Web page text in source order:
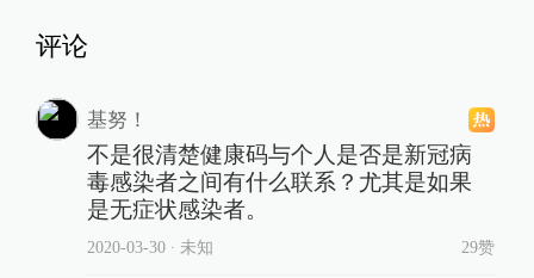
评论
基努！
不是很清楚健康码与个人是否是新冠病
毒感染者之间有什么联系？尤其是如果
是无症状感染者。
2020-03-30∙ 未知 29赞